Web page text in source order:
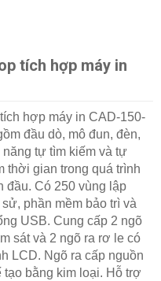
tích hợp máy in
hợp máy in CAD-150-
đầu dò, mô đun, đèn,
tự tìm kiếm và tự
thời gian trong quá trình
đầu. Có 250 vùng lập
phần mềm bảo trì và
USB. Cung cấp 2 ngõ
sát và 2 ngõ ra rơ le có
LCD. Ngõ ra cấp nguồn
bằng kim loại. Hỗ trợ